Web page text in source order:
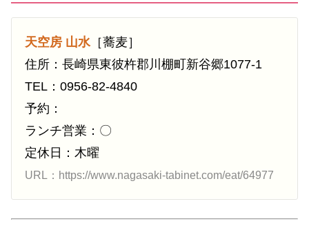
天空房 山水［蕎麦］
住所：長崎県東彼杵郡川棚町新谷郷1077-1
TEL：0956-82-4840
予約：
ランチ営業：〇
定休日：木曜
URL：https://www.nagasaki-tabinet.com/eat/64977